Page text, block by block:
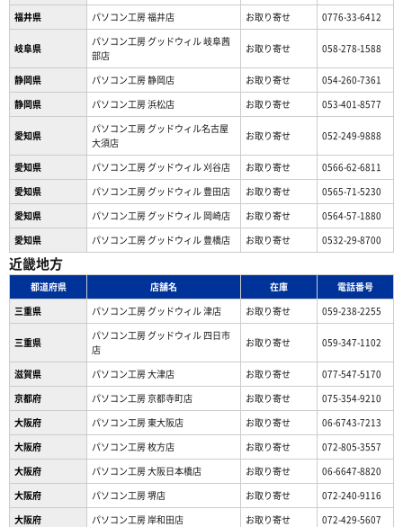
福井県
パソコン工房 福井店 お取り寄せ 0776-33-6412
岐阜県
パソコン工房 グッドウィル 岐阜茜
部店
お取り寄せ 058-278-1588
静岡県 パソコン工房 静岡店 お取り寄せ
054-260-7361
静岡県
パソコン工房 浜松店 お取り寄せ 053-401-8577
愛知県
パソコン工房 グッドウィル名古屋
大須店
お取り寄せ 052-249-9888
愛知県 パソコン工房 グッドウィル 刈谷店 お取り寄せ
0566-62-6811
愛知県
パソコン工房 グッドウィル 豊田店 お取り寄せ
0565-71-5230
愛知県
パソコン工房 グッドウィル 岡崎店 お取り寄せ
0564-57-1880
愛知県
パソコン工房 グッドウィル 豊橋店 お取り寄せ 0532-29-8700
近畿地方
都道府県 店舗名 在庫
電話番号
三重県
パソコン工房 グッドウィル 津店 お取り寄せ 059-238-2255
三重県
パソコン工房 グッドウィル 四日市
店
お取り寄せ 059-347-1102
滋賀県 パソコン工房 大津店 お取り寄せ
077-547-5170
京都府
パソコン工房 京都寺町店 お取り寄せ
075-354-9210
大阪府
パソコン工房 東大阪店 お取り寄せ
06-6743-7213
大阪府
パソコン工房 枚方店 お取り寄せ
072-805-3557
大阪府
パソコン工房 大阪日本橋店 お取り寄せ
06-6647-8820
大阪府
パソコン工房 堺店 お取り寄せ
072-240-9116
大阪府
パソコン工房 岸和田店 お取り寄せ
072-429-5607